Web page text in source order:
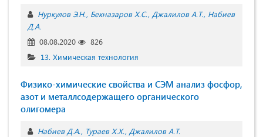
Нуркулов Э.Н. Бекназаров Х.С. Джалилов А.Т. Набиев
Д.А.
08.08.2020
826
13. Химическая технология
Физико-химические свойства и СЭМ анализ фосфор,
азот и металлсодержащего органического
олигомера
Набиев Д.А. Тураев Х.Х. Джалилов А.Т.